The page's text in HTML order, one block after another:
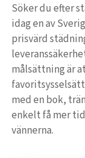
Söker du efter
idag en av
prisvärd
målsättning är
med en bok,
enkelt få mer
vännerna.